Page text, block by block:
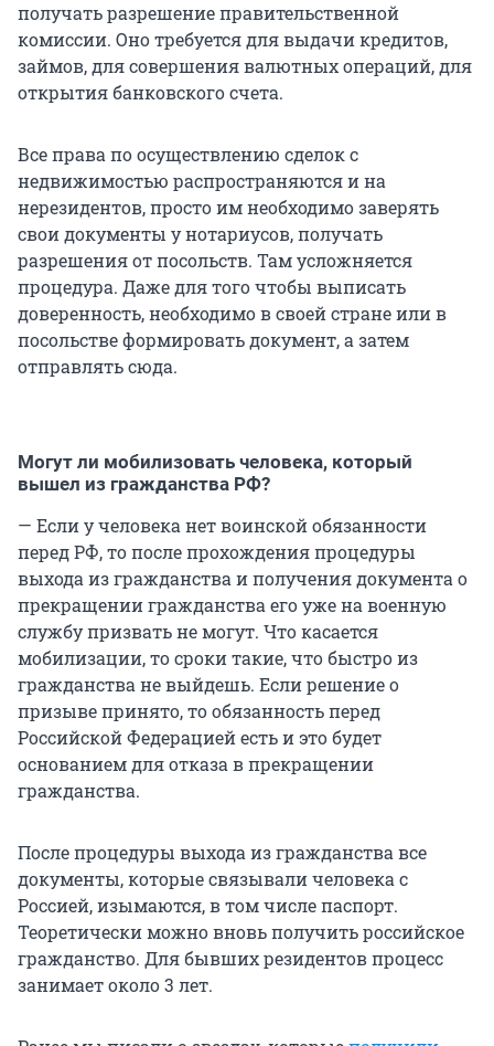
получать разрешение правительственной
комиссии. Оно требуется для выдачи кредитов,
займов, для совершения валютных операций, для
открытия банковского счета.
Все права по осуществлению сделок с
недвижимостью распространяются и на
нерезидентов, просто им необходимо заверять
свои документы у нотариусов, получать
разрешения от посольств. Там усложняется
процедура. Даже для того чтобы выписать
доверенность, необходимо в своей стране или в
посольстве формировать документ, а затем
отправлять сюда.
Могут ли мобилизовать человека, который
вышел из гражданства РФ?
— Если у человека нет воинской обязанности
перед РФ, то после прохождения процедуры
выхода из гражданства и получения документа о
прекращении гражданства его уже на военную
службу призвать не могут. Что касается
мобилизации, то сроки такие, что быстро из
гражданства не выйдешь. Если решение о
призыве принято, то обязанность перед
Российской Федерацией есть и это будет
основанием для отказа в прекращении
гражданства.
После процедуры выхода из гражданства все
документы, которые связывали человека с
Россией, изымаются, в том числе паспорт.
Теоретически можно вновь получить российское
гражданство. Для бывших резидентов процесс
занимает около 3 лет.